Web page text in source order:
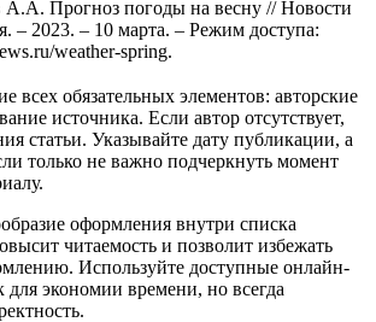
А.А. Прогноз погоды на весну // Новости
– 2023. – 10 марта. – Режим доступа:
weather-spring.
всех обязательных элементов: авторские
источника. Если автор отсутствует,
статьи. Указывайте дату публикации, а
только не важно подчеркнуть момент
оформления внутри списка
читаемость и позволит избежать
Используйте доступные онлайн-
для экономии времени, но всегда